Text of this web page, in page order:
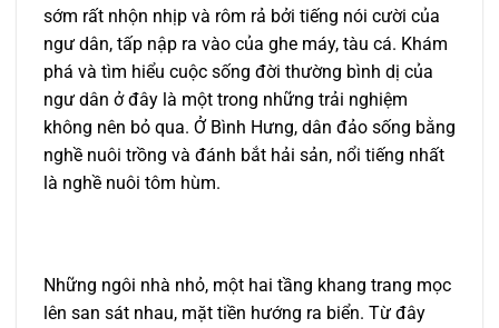
sớm rất nhộn nhịp và rôm rả bởi tiếng nói cười của
ngư dân, tấp nập ra vào của ghe máy, tàu cá. Khám
phá và tìm hiểu cuộc sống đời thường bình dị của
ngư dân ở đây là một trong những trải nghiệm
không nên bỏ qua. Ở Bình Hưng, dân đảo sống bằng
nghề nuôi trồng và đánh bắt hải sản, nổi tiếng nhất
là nghề nuôi tôm hùm.
Những ngôi nhà nhỏ, một hai tầng khang trang mọc
lên san sát nhau, mặt tiền hướng ra biển. Từ đây